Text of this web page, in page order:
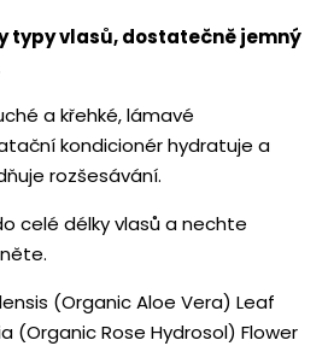
typy vlasů, dostatečně jemný
a křehké, lámavé
kondicionér hydratuje a
rozšesávání.
celé délky vlasů a nechte
(Organic Aloe Vera) Leaf
(Organic Rose Hydrosol) Flower